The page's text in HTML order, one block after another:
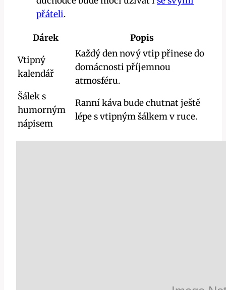
přáteli.
Dárek
Popis
Vtipný
kalendář
Každý den nový vtip přinese do
domácnosti příjemnou
atmosféru.
Šálek s
humorným
nápisem
Ranní káva bude chutnat ještě
lépe s vtipným šálkem v ruce.